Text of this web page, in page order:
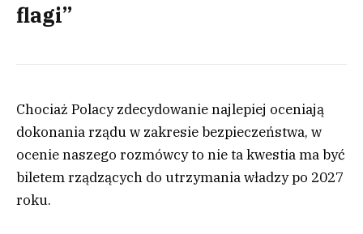
flagi”
Chociaż Polacy zdecydowanie najlepiej oceniają
dokonania rządu w zakresie bezpieczeństwa, w
ocenie naszego rozmówcy to nie ta kwestia ma być
biletem rządzących do utrzymania władzy po 2027
roku.